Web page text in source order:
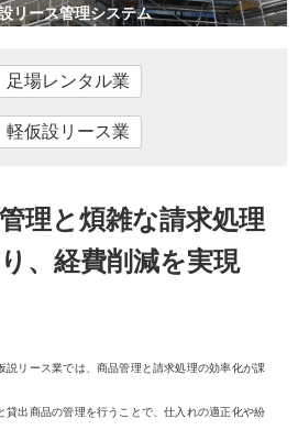
リース管理システム
足場レンタル業
軽仮設リース業
理と煩雑な請求処理
、経費削減を実現
説リース業では、商品管理と請求処理の効率化が課
貸出商品の管理を⾏うことで、仕⼊れの適正化や紛